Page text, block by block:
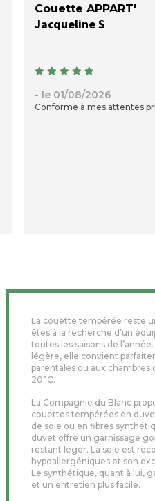
Couette APPART'
Jacqueline S
- le 01/08/2026
Conforme à mes attentes
La couette tempérée reste
êtes à la recherche d’un
toutes les saisons de
légère, elle convient
parentales ou aux chambres
20°C.
La Compagnie du Blanc
couettes tempérées en
de soie ou en fibres
duvet offre un garnissage
restant léger. La soie est
hypoallergéniques et son
Le synthétique, quant à lui,
et un entretien plus facile.